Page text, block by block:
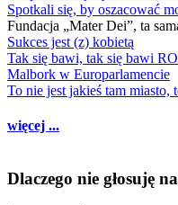
Spotkali się, by oszacować
Fundacja „Mater Dei”, ta
Sukces jest (z) kobietą
Tak się bawi, tak się bawi
Malbork w Europarlamencie
To nie jest jakieś tam miasto,
więcej ...
Dlaczego nie głosuję